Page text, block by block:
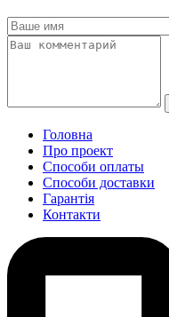
Головна
Про проект
Способи оплаты
Способи доставки
Гарантiя
Контакти